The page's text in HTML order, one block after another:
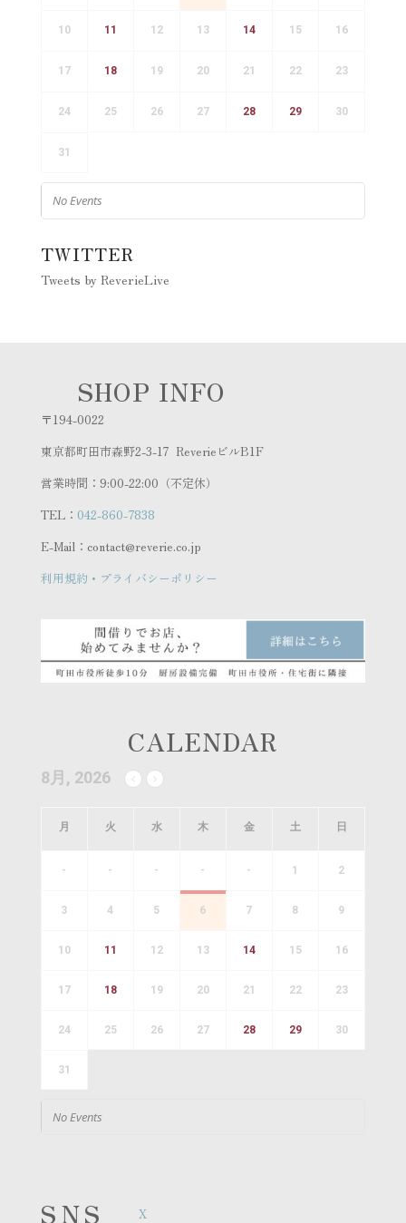
10 11 12 13 14 15 16
17 18 19 20 21 22 23
24 25 26 27 28 29 30
31
No Events
TWITTER
Tweets by ReverieLive
SHOP INFO
〒194-0022
東京都町田市森野2-3-17 ReverieビルB1F
営業時間：9:00-22:00（不定休）
TEL： 042-860-7838
E-Mail：contact@reverie.co.jp
利用規約・プライバシーポリシー
CALENDAR
8月, 2026
月 火 水 木 金 土 日
- - - - - 1 2
3 4 5 6 7 8 9
10 11 12 13 14 15 16
17 18 19 20 21 22 23
24 25 26 27 28 29 30
31
No Events
SNS X